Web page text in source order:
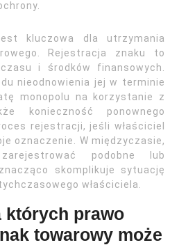
kluczowa dla utrzymania
Rejestracja znaku to
i środków finansowych.
nieodnowienia jej w terminie
monopolu na korzystanie z
konieczność ponownego
rejestracji, jeśli właściciel
oznaczenie. W międzyczasie,
podobne lub
skomplikuje sytuację
właściciela.
których prawo
towarowy może